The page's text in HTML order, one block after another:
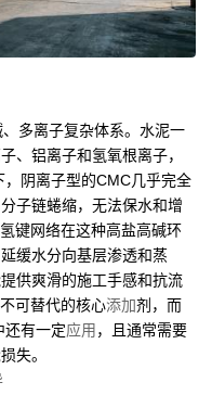
多离子复杂体系。水泥一
、铝离子和氢氧根离子，
阴离子型的CMC几乎完全
子链蜷缩，无法保水和增
键网络在这种高盐高碱环
缓水分向基层渗透和蒸
供爽滑的施工手感和抗流
可替代的核心添加剂，而
还有一定应用 ，且通常需要
损失。